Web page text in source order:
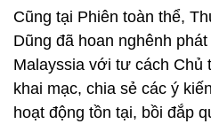
Cũng tại Phiên toàn thể,
Dũng đã hoan nghênh
Malayssia với tư cách Chủ
khai mạc, chia sẻ các ý
hoạt động tồn tại, bồi đắp